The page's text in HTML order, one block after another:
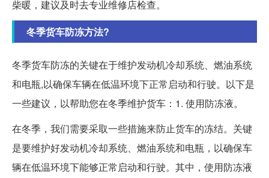
柴暖，建议及时去专业维修店检查。
冬季货车防冻方法?
冬季货车防冻的关键在于维护发动机冷却系统、燃油系统
和电瓶,以确保车辆在低温环境下正常启动和行驶。以下是
一些建议，以帮助您在冬季维护货车：1. 使用防冻液。
在冬季，我们需要采取一些措施来防止货车的冻结。关键
是要维护好发动机冷却系统、燃油系统和电瓶，以确保车
辆在低温环境下能够正常启动和行驶。其中，使用防冻液